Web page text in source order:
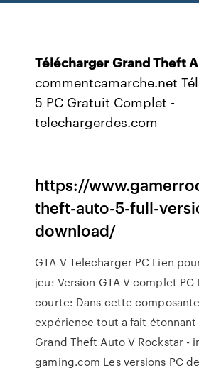
Télécharger Grand Theft
commentcamarche.net
5 PC Gratuit Complet -
telechargerdes.com
https://
theft-auto-5-full-
download/
GTA V Telecharger PC Lien
jeu: Version GTA V complet
courte: Dans cette
expérience tout a fait étonnant
Grand Theft Auto V Rockstar -
gaming.com Les versions PC